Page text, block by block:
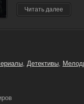
события, одно из
в белом, внешне
начинает
слова всерьёз.
Читать далее
, Детективы,